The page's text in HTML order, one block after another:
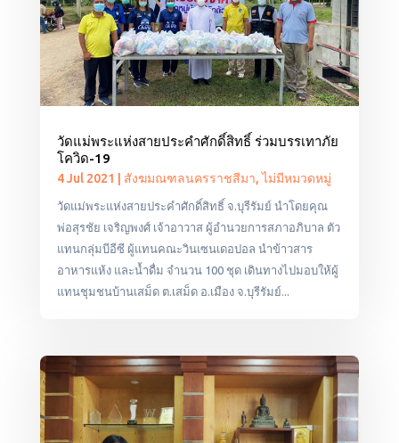
วัดแม่พระแห่งสายประคำศักดิ์สิทธิ์ ร่วมบรรเทาภัย
โควิด-19
4 Jul 2021 สังฆมณฑลนครราชสีมา,ไม่มีหมวดหมู่
วัดแม่พระแห่งสายประคำศักดิ์สิทธิ์ จ.บุรีรัมย์ นำโดยคุณ
พ่อสุรชัย เจริญพงศ์ เจ้าอาวาส ผู้อำนวยการสภาอภิบาล ตัว
แทนกลุ่มบีอีซี ผู้แทนคณะวินเซนเดอปอล นำข้าวสาร
อาหารแห้ง และน้ำดื่ม จำนวน 100 ชุด เดินทางไปมอบให้ผู้
แทนชุมชนบ้านเสม็ด ต.เสม็ด อ.เมือง จ.บุรีรัมย์...